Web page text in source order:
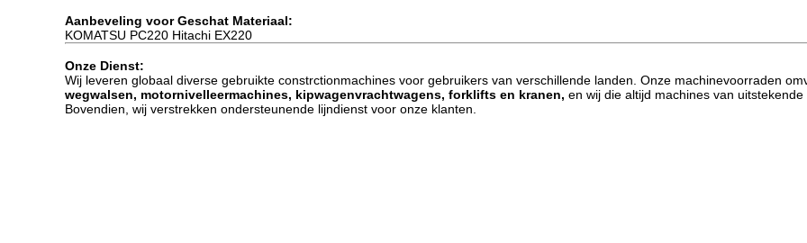
Aanbeveling voor Geschat Materiaal:
KOMATSU PC220 Hitachi EX220
Onze Dienst:
Wij leveren globaal diverse gebruikte constrctionmachines voor gebruikers van verschillende landen. Onze machinevoorraden
wegwalsen, motornivelleermachines, kipwagenvrachtwagens, forklifts en kranen, en wij die altijd machines van
Bovendien, wij verstrekken ondersteunende lijndienst voor onze klanten.